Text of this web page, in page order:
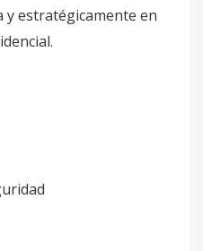
y estratégicamente en